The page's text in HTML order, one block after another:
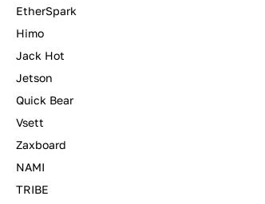
EtherSpark
Himo
Jack Hot
Jetson
Quick Bear
Vsett
Zaxboard
NAMI
TRIBE